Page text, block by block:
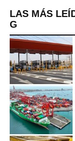
LAS MÁS
G